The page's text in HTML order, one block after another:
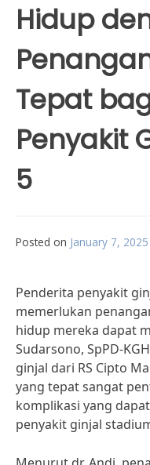
Hidup
Tepat
Penyakit
5
Posted on January 7, 2025
Penderita penyakit
memerlukan
hidup mereka dapat
Sudarsono, SpPD-
ginjal dari RS Cipto
yang tepat sangat
komplikasi yang
penyakit ginjal